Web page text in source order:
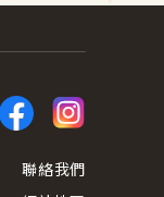
聯絡我們